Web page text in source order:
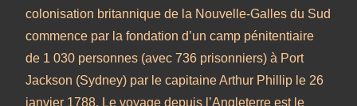
colonisation britannique de la Nouvelle-Galles du Sud
commence par la fondation d’un camp pénitentiaire
de 1 030 personnes (avec 736 prisonniers) à Port
Jackson (Sydney) par le capitaine Arthur Phillip le 26
janvier 1788. Le voyage depuis l’Angleterre est le